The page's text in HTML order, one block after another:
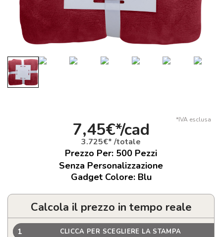
*IVA esclusa
7,45€*/cad
3.725€* /totale
Prezzo Per: 500 Pezzi
Senza Personalizzazione
Gadget Colore: Blu
Calcola il prezzo in tempo reale
1 CLICCA PER SCEGLIERE LA STAMPA